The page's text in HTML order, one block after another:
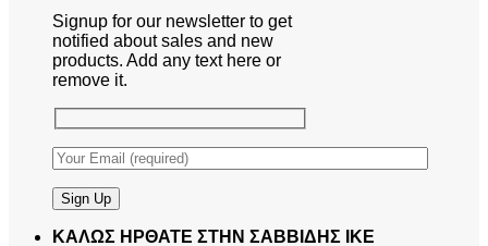
Signup for our newsletter to get
notified about sales and new
products. Add any text here or
remove it.
ΚΑΛΩΣ ΗΡΘΑΤΕ ΣΤΗΝ ΣΑΒΒΙΔΗΣ ΙΚΕ